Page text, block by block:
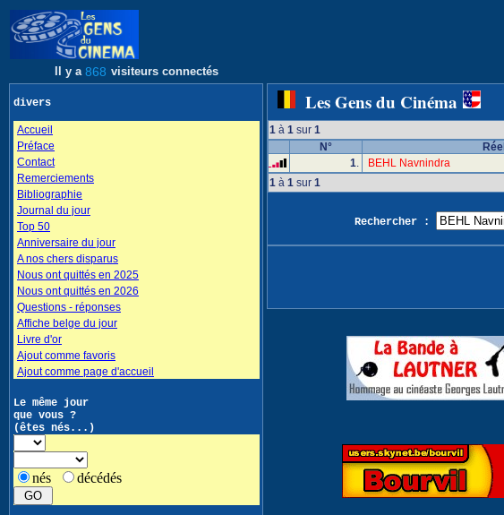
Il y a 868 visiteurs connectés
divers
Accueil
Préface
Contact
Remerciements
Bibliographie
Journal du jour
Top 50
Anniversaire du jour
A nos chers disparus
Nous ont quittés en 2025
Nous ont quittés en 2026
Questions - réponses
Affiche belge du jour
Livre d'or
Ajout comme favoris
Ajout comme page d'accueil
Le même jour
que vous ?
(êtes nés...)
nés décédés
Les Gens du Cinéma
1 à 1 sur 1
N°
Réel
1. BEHL Navnindra
1 à 1 sur 1
Rechercher :